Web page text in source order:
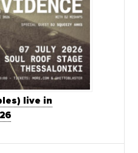
live in